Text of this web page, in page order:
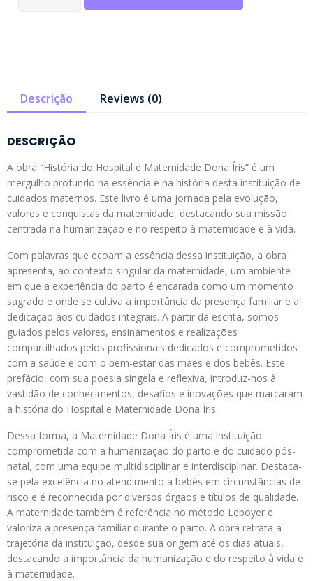
Descrição Reviews (0)
DESCRIÇÃO
A obra “História do Hospital e Maternidade Dona Íris” é um
mergulho profundo na essência e na história desta instituição de
cuidados maternos. Este livro é uma jornada pela evolução,
valores e conquistas da maternidade, destacando sua missão
centrada na humanização e no respeito à maternidade e à vida.
Com palavras que ecoam a essência dessa instituição, a obra
apresenta, ao contexto singular da maternidade, um ambiente
em que a experiência do parto é encarada como um momento
sagrado e onde se cultiva a importância da presença familiar e a
dedicação aos cuidados integrais. A partir da escrita, somos
guiados pelos valores, ensinamentos e realizações
compartilhados pelos profissionais dedicados e comprometidos
com a saúde e com o bem-estar das mães e dos bebês. Este
prefácio, com sua poesia singela e reflexiva, introduz-nos à
vastidão de conhecimentos, desafios e inovações que marcaram
a história do Hospital e Maternidade Dona Íris.
Dessa forma, a Maternidade Dona Íris é uma instituição
comprometida com a humanização do parto e do cuidado pós-
natal, com uma equipe multidisciplinar e interdisciplinar. Destaca-
se pela excelência no atendimento a bebês em circunstâncias de
risco e é reconhecida por diversos órgãos e títulos de qualidade.
A maternidade também é referência no método Leboyer e
valoriza a presença familiar durante o parto. A obra retrata a
trajetória da instituição, desde sua origem até os dias atuais,
destacando a importância da humanização e do respeito à vida e
à maternidade.